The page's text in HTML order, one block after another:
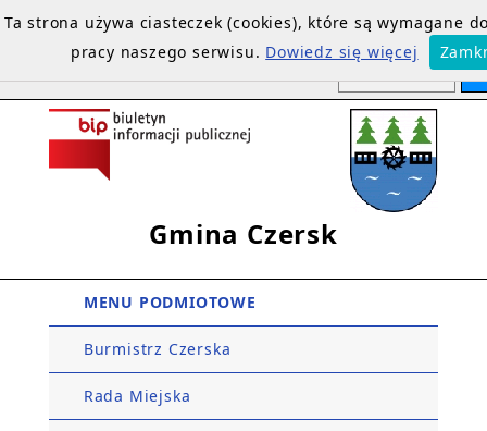
Gmina Czersk
MENU PODMIOTOWE
Burmistrz Czerska
Rada Miejska
Ta strona używa ciasteczek (cookies), które są wymagane
pracy naszego serwisu. Dowiedz się więcej